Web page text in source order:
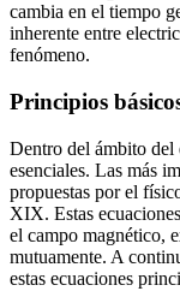
cambia en el tiempo
inherente entre
fenómeno.
Principios
Dentro del ámbito del
esenciales. Las más
propuestas por el
XIX. Estas
el campo magnético,
mutuamente. A
estas ecuaciones